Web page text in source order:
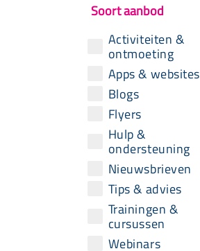
Soort aanbod
Activiteiten &
ontmoeting
Apps & websites
Blogs
Flyers
Hulp &
ondersteuning
Nieuwsbrieven
Tips & advies
Trainingen &
cursussen
Webinars